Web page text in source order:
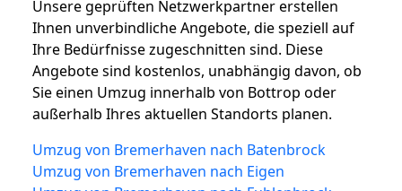
Unsere geprüften Netzwerkpartner erstellen
Ihnen unverbindliche Angebote, die speziell auf
Ihre Bedürfnisse zugeschnitten sind. Diese
Angebote sind kostenlos, unabhängig davon, ob
Sie einen Umzug innerhalb von Bottrop oder
außerhalb Ihres aktuellen Standorts planen.
Umzug von Bremerhaven nach Batenbrock
Umzug von Bremerhaven nach Eigen